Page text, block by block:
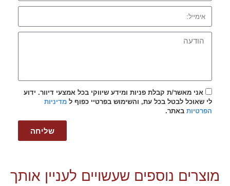
אני מאשר/ת קבלת פניות ומידע שיווקי בכל אמצעי דיוור. ידוע
לי שאוכל לבטל בכל עת, והשימוש בפרטיי כפוף ל מדיניות
הפרטיות באתר.
שליחה
מוצרים נוספים שעשויים לעניין אותך